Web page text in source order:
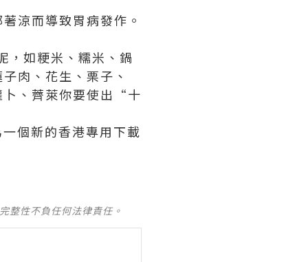
涼而導致胃病發作。
，如粳米、糯米、鍋
肉、花生、栗子、
卜、薺萊你要使出“十
個新的香港專用下載
整性不負任何法律責任。